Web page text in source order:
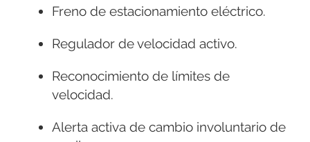
Freno de estacionamiento eléctrico.
Regulador de velocidad activo.
Reconocimiento de límites de
velocidad.
Alerta activa de cambio involuntario de